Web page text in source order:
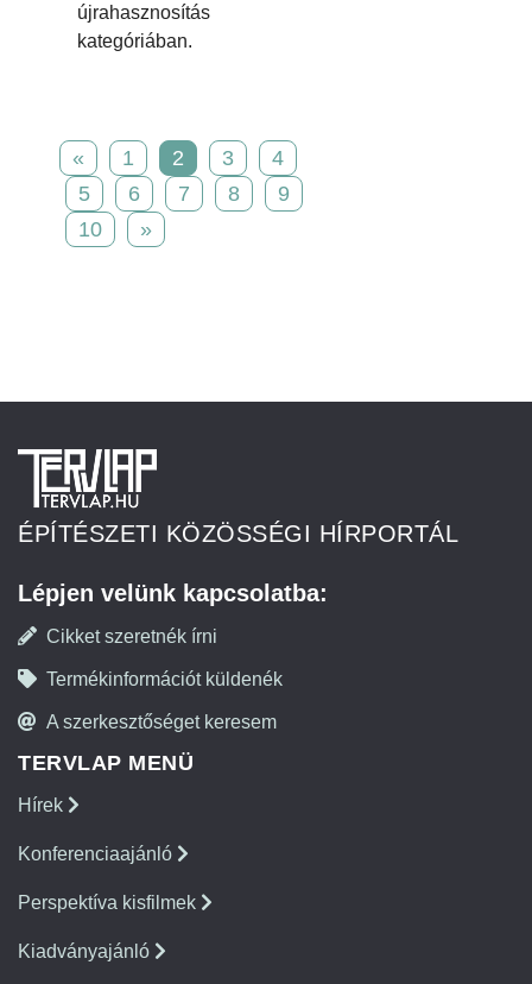
újrahasznosítás
kategóriában.
« 1 2 3
4
5
6 7 8
9
10
»
ÉPÍTÉSZETI KÖZÖSSÉGI HÍRPORTÁL
Lépjen velünk kapcsolatba:
Cikket szeretnék írni
Termékinformációt küldenék
A szerkesztőséget keresem
TERVLAP MENÜ
Hírek
Konferenciaajánló
Perspektíva kisfilmek
Kiadványajánló